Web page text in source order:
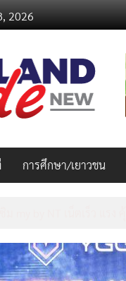
2026
การศึกษา/เยาวชน